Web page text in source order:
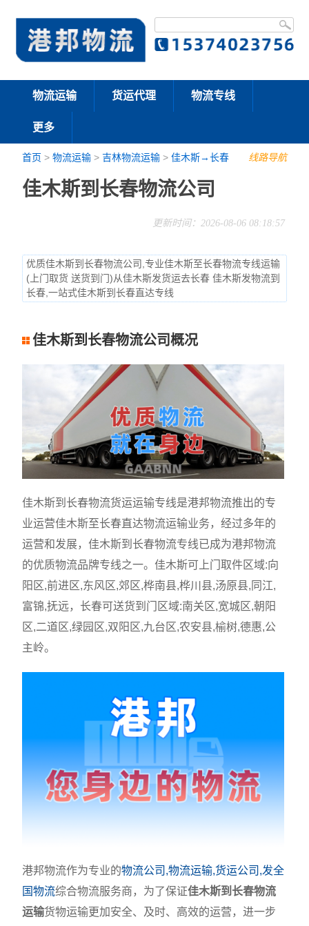
物流运输 货运代理 物流专线
更多
线路导航
首页 >物流运输 >吉林物流运输 >佳木斯→长春
佳木斯到长春物流公司
更新时间：2026-08-06 08:18:57
优质佳木斯到长春物流公司,专业佳木斯至长春物流专线运输
(上门取货 送货到门)从佳木斯发货运去长春 佳木斯发物流到
长春,一站式佳木斯到长春直达专线
佳木斯到长春物流公司概况
佳木斯到长春物流货运运输专线是港邦物流推出的专
业运营佳木斯至长春直达物流运输业务，经过多年的
运营和发展，佳木斯到长春物流专线已成为港邦物流
的优质物流品牌专线之一。佳木斯可上门取件区域:向
阳区,前进区,东风区,郊区,桦南县,桦川县,汤原县,同江,
富锦,抚远，长春可送货到门区域:南关区,宽城区,朝阳
区,二道区,绿园区,双阳区,九台区,农安县,榆树,德惠,公
主岭。
港邦物流作为专业的物流公司,物流运输,货运公司,发全
国物流综合物流服务商，为了保证佳木斯到长春物流
运输货物运输更加安全、及时、高效的运营，进一步